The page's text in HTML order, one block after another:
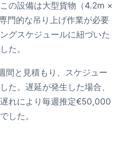
の設備は大型貨物（4.2m ×
門的な吊り上げ作業が必要
グスケジュールに紐づいた
た。
間と見積もり、スケジュー
た。遅延が発生した場合、
れにより毎週推定€50,000
した。